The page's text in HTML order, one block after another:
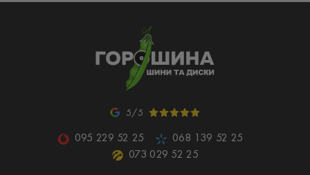
5/5
095 229 52 25
068 139 52 25
073 029 52 25